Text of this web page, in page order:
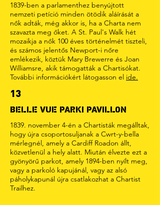
1839-ben a parlamenthez benyújtott
nemzeti petíció minden ötödik aláírását a
nők adták, még akkor is, ha a Charta nem
szavazta meg őket. A St. Paul's Walk hét
mozaikja a nők 100 éves történelmét tiszteli,
és számos jelentős Newport-i nőre
emlékezik, köztük Mary Brewerre és Joan
Williamsre, akik támogatták a Chartisókat.
További információkért látogasson el ide.
13
BELLE VUE PARKI PAVILLON
1839. november 4-én a Chartisták megálltak,
hogy újra csoportosuljanak a Cwrt-y-bella
mérlegnél, amely a Cardiff Roadon állt,
közvetlenül a hely alatt. Miután élvezte ezt a
gyönyörű parkot, amely 1894-ben nyílt meg,
vagy a parkoló kapujánál, vagy az alsó
páholykapunál újra csatlakozhat a Chartist
Trailhez.